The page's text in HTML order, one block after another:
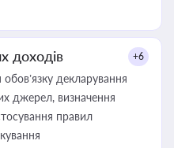
доходів +6
декларування
джерел, визначення
правил